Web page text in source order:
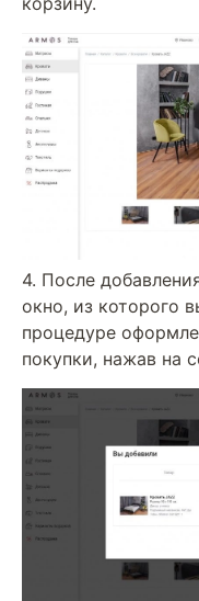
4. После
окно, из которого
процедуре
покупки, нажав на